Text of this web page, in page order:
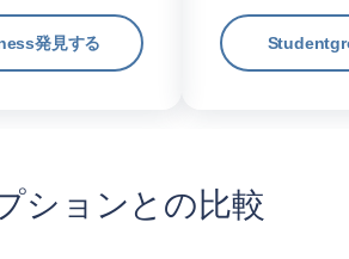
発見する
ションとの比較